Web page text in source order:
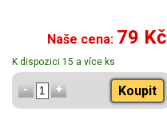
Naše cena: 79 Kč
K dispozici 15 a více ks
Koupit